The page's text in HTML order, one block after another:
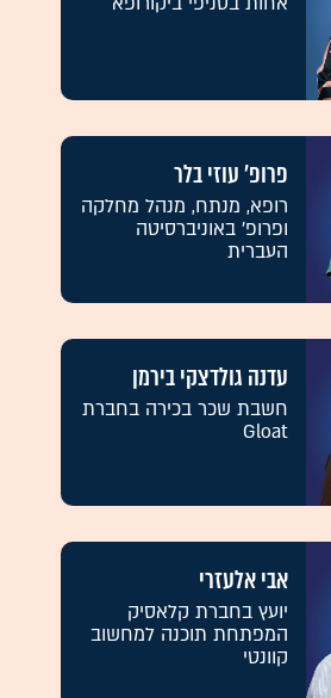
פרופ' עוזי בלר
רופא, מנתח, מנהל מחלקה
ופרופ' באוניברסיטה
העברית
עדנה גולדצקי בירמן
חשבת שכר בכירה בחברת
Gloat
אבי אלעזרי
יועץ בחברת קלאסיק
המפתחת תוכנה למחשוב
קוונטי